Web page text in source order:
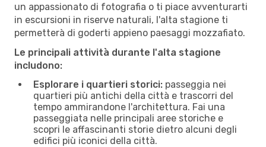
un appassionato di fotografia o ti piace avventurarti
in escursioni in riserve naturali, l'alta stagione ti
permetterà di goderti appieno paesaggi mozzafiato.
Le principali attività durante l'alta stagione
includono:
Esplorare i quartieri storici: passeggia nei
quartieri più antichi della città e trascorri del
tempo ammirandone l'architettura. Fai una
passeggiata nelle principali aree storiche e
scopri le affascinanti storie dietro alcuni degli
edifici più iconici della città.